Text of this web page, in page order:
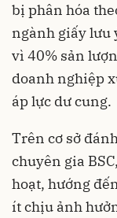
bị phân hóa
ngành giấy lưu
vì 40% sản
doanh nghiệp
áp lực dư cung.
Trên cơ sở
chuyên gia
hoạt, hướng
ít chịu ảnh